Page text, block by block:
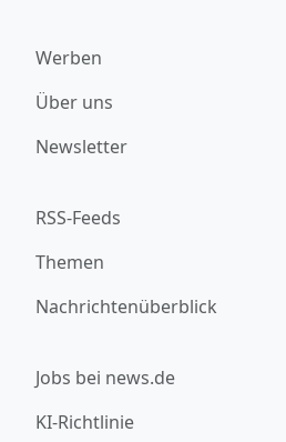
Werben
Über uns
Newsletter
RSS-Feeds
Themen
Nachrichtenüberblick
Jobs bei news.de
KI-Richtlinie